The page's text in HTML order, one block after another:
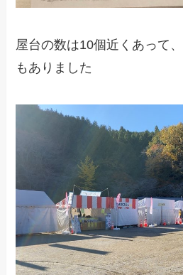
屋台の数は10個近くあって
もありました